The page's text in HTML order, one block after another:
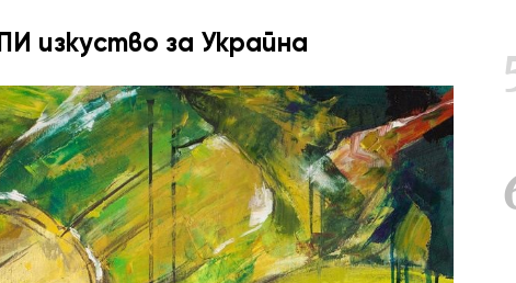
изкуство за Украйна